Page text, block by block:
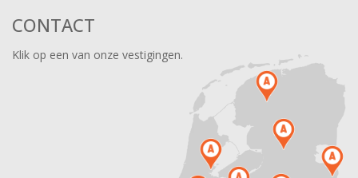
CONTACT
Klik op een van onze vestigingen.